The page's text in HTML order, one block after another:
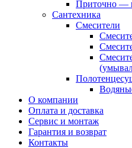
Приточно —
Сантехника
Смесители
О компании
Оплата и доставка
Сервис и монтаж
Гарантия и возврат
Контакты